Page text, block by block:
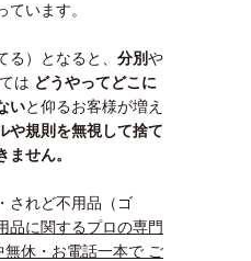
ています。
る）となると、 分別や
は どうやってどこに
いと仰るお客様が増え
や規則を無視して捨て
せん。
されど不用品（ゴ
品に関するプロの専門
休・お電話一本で ご